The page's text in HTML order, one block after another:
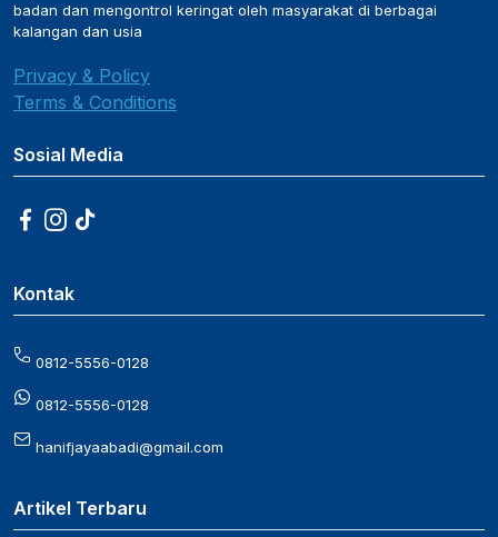
badan dan mengontrol keringat oleh masyarakat di berbagai
kalangan dan usia
Privacy & Policy
Terms & Conditions
Sosial Media
Kontak
0812-5556-0128
0812-5556-0128
hanifjayaabadi@gmail.com
Artikel Terbaru